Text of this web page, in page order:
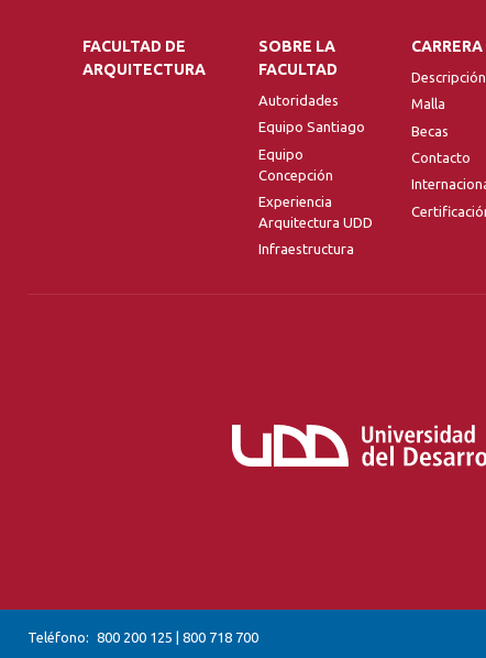
FACULTAD DE
ARQUITECTURA
SOBRE LA
FACULTAD
Autoridades
Equipo Santiago
Equipo
Concepción
Experiencia
Arquitectura UDD
Infraestructura
CARRERA
Descripción
Malla
Becas
Contacto
Teléfono: 800 200 125 | 800 718 700